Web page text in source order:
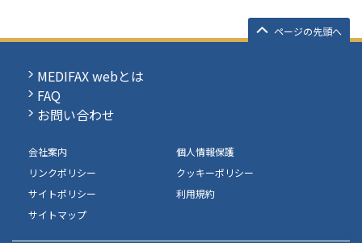
ページの先頭へ
MEDIFAX webとは
FAQ
お問い合わせ
会社案内
個人情報保護
リンクポリシー
クッキーポリシー
サイトポリシー
利用規約
サイトマップ